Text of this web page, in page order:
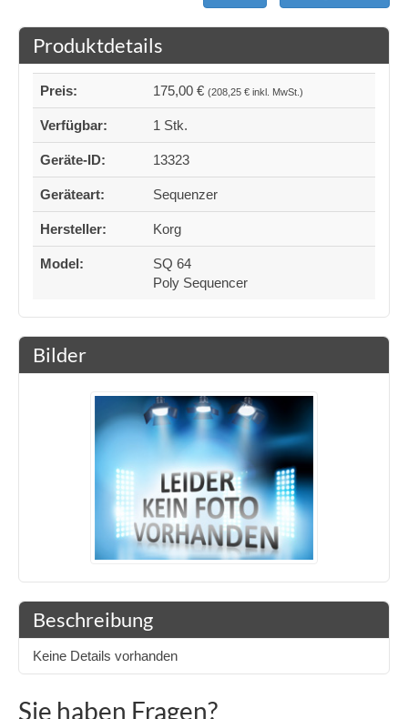
Produktdetails
Preis: 175,00 € (208,25 € inkl. MwSt.)
Verfügbar: 1 Stk.
Geräte-ID: 13323
Geräteart: Sequenzer
Hersteller: Korg
Model:
SQ 64
Poly Sequencer
Bilder
Beschreibung
Keine Details vorhanden
Sie haben Fragen?